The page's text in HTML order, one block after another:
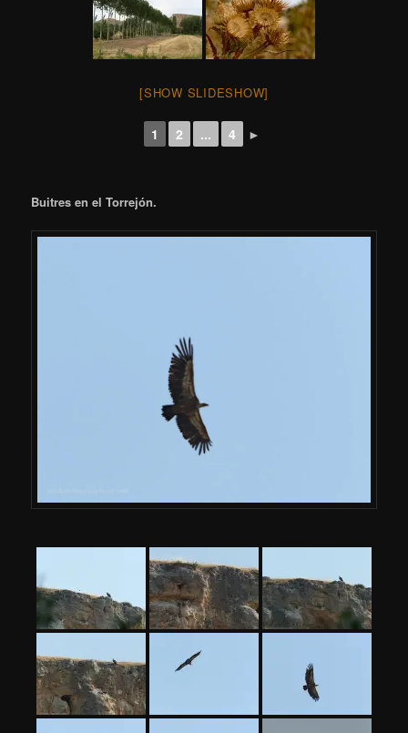
[SHOW SLIDESHOW]
1 2 ... 4 ►
Buitres en el Torrejón.